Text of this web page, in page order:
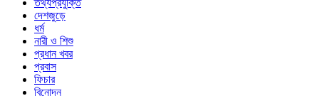
দেশজুড়ে
ধর্ম
নারী ও শিশু
প্রধান খবর
প্রবাস
ফিচার
বিনোদন